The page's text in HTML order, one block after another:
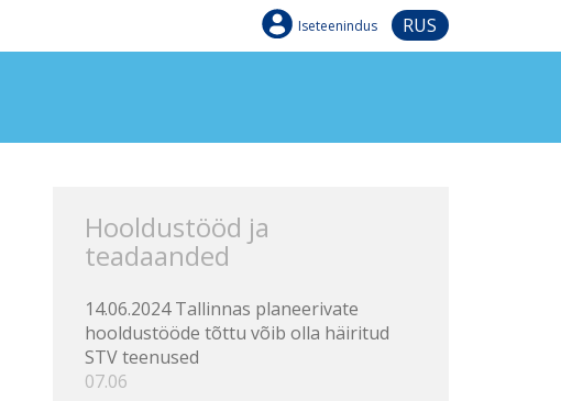
Iseteenindus RUS
Hooldustööd ja
teadaanded
14.06.2024 Tallinnas planeerivate
hooldustööde tõttu võib olla häiritud
STV teenused
07.06